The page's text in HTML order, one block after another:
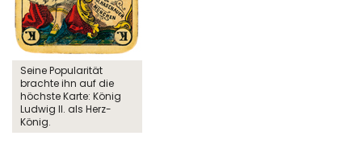
Seine Popularität
brachte ihn auf die
höchste Karte: König
Ludwig II. als Herz-
König.